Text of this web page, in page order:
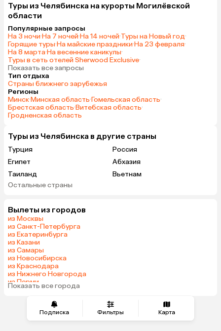
Подписка Фильтры Карта
Туры из Челябинска на курорты Могилёвской
области
Популярные запросы
На 3 ночи·На 7 ночей·На 14 ночей·Туры на Новый год·
Горящие туры·На майские праздники·На 23 февраля·
На 8 марта·На весенние каникулы·
Туры в сеть отелей Sherwood Exclusive·
Показать все запросы
Тип отдыха
Страны ближнего зарубежья
Регионы
Минск·Минская область·Гомельская область·
Брестская область·Витебская область·
Гродненская область
Туры из Челябинска в другие страны
Турция
Россия
Египет
Абхазия
Таиланд
Вьетнам
ОАЭ
Армения
Казахстан
Узбекистан
Катар
Гонконг
Таджикистан
Остальные страны
Вылеты из городов
из Москвы
из Санкт-Петербурга
из Екатеринбурга
из Казани
из Самары
из Новосибирска
из Краснодара
из Нижнего Новгорода
из Перми
из Сочи
Показать все города